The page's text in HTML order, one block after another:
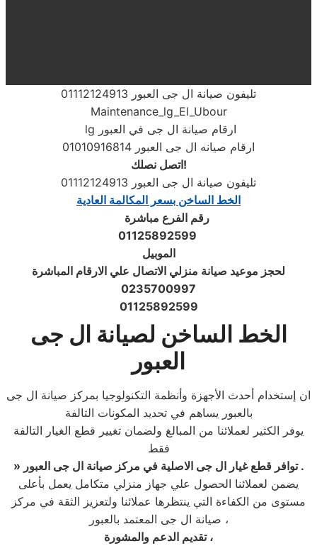
تليفون صيانة ال جى العبور 01112124913
Maintenance_lg_El_Ubour
lg ارقام صيانة ال جى في العبور
ارقام صيانه ال جى العبور 01010916814
اتصل نصلك!
تليفون صيانة ال جى العبور 01112124913
الخط الساخن بسعر المكالمة العادية
رقم الفرع مباشرة
01125892599
الموبيل
لحجز موعيد صيانة منزلي الاتصال علي الارقام المباشرة
0235700997
01125892599
الخط الساخن لصيانة ال جى
العبور
ان إستخدام أحدث الأجهزة وأنظمة التكنولوجيا بمركز صيانة ال جى
بالعبور يساهم في تحديد المكونات التالفة
يوفر الكثير لعملائنا من المبالغ ولضمان تغيير قطع الغيار التالفة
فقط
» توافر قطع غيارال جى الاصلية في مركز صيانة
ال جى العبور .
يضمن لعملائنا الحصول علي جهاز منزلي متكامل يعمل بأعلى
مستوى من الكفاءة التي ينتظرها عملائنا ولتعزيز الثقة في مركز
صيانة ال جى المعتمد بالعبور ،
تقديم الدعم والمشورة ،